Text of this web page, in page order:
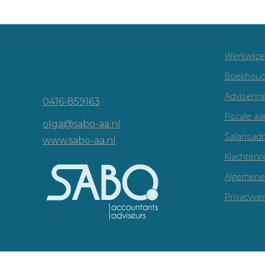
0416-859163
olga@sabo-aa.nl
www.sabo-aa.nl
Werkwijze
Fiscale